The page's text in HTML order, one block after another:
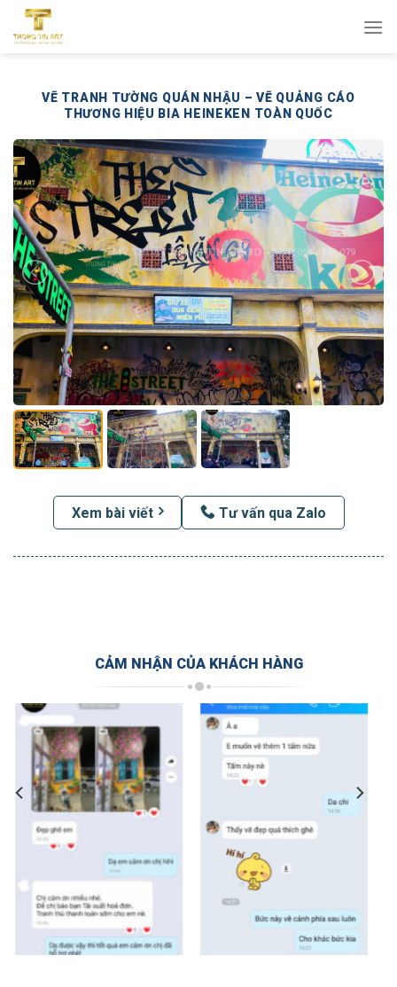
qua
VẼ TRANH TƯỜNG QUÁN NHẬU – VẼ QUẢNG CÁO
THƯƠNG HIỆU BIA HEINEKEN TOÀN QUỐC
Xem bài viết Tư vấn qua Zalo
CẢM NHẬN CỦA KHÁCH HÀNG